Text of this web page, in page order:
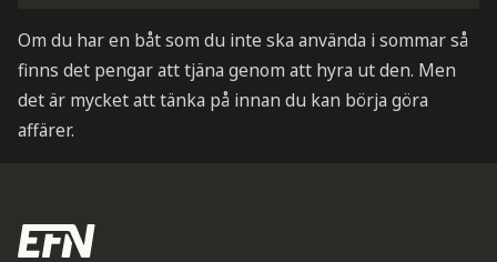
Om du har en båt som du inte ska använda i sommar så
finns det pengar att tjäna genom att hyra ut den. Men
det är mycket att tänka på innan du kan börja göra
affärer.